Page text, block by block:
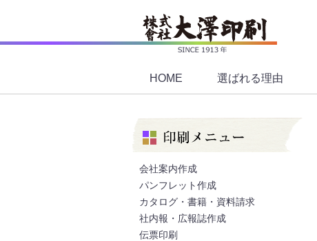
HOME 選ばれる理由
会社案内作成
パンフレット作成
カタログ・書籍・資料請求
社内報・広報誌作成
伝票印刷